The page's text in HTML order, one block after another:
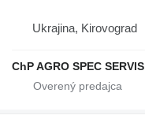
Ukrajina, Kirovograd
ChP AGRO SPEC SERVIS